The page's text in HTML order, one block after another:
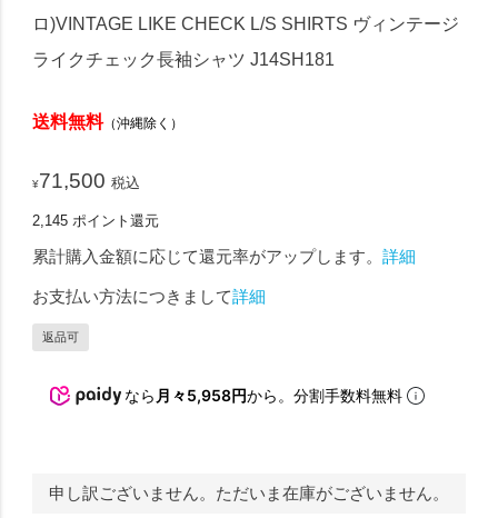
ロ)VINTAGE LIKE CHECK L/S SHIRTS ヴィンテージ
ライクチェック長袖シャツ J14SH181
送料無料（沖縄除く）
¥71,500 税込
2,145 ポイント還元
累計購入金額に応じて還元率がアップします。詳細
お支払い方法につきまして詳細
返品可
なら 月々5,958円から。分割手数料無料
申し訳ございません。ただいま在庫がございません。